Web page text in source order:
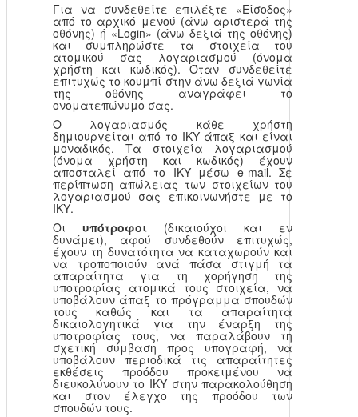
Για να συνδεθείτε επιλέξτε «Είσοδος»
από το αρχικό μενού (άνω αριστερά της
οθόνης) ή «Login» (άνω δεξιά της οθόνης)
και συμπληρώστε τα στοιχεία του
ατομικού σας λογαριασμού (όνομα
χρήστη και κωδικός). Όταν συνδεθείτε
επιτυχώς το κουμπί στην άνω δεξιά γωνία
της οθόνης αναγράφει το
ονοματεπώνυμο σας.
Ο λογαριασμός κάθε χρήστη
δημιουργείται από το ΙΚΥ άπαξ και είναι
μοναδικός. Τα στοιχεία λογαριασμού
(όνομα χρήστη και κωδικός) έχουν
αποσταλεί από το ΙΚΥ μέσω e-mail. Σε
περίπτωση απώλειας των στοιχείων του
λογαριασμού σας επικοινωνήστε με το
ΙΚΥ.
Οι υπότροφοι(δικαιούχοι και εν
δυνάμει), αφού συνδεθούν επιτυχώς,
έχουν τη δυνατότητα να καταχωρούν και
να τροποποιούν ανά πάσα στιγμή τα
απαραίτητα για τη χορήγηση της
υποτροφίας ατομικά τους στοιχεία, να
υποβάλουν άπαξ το πρόγραμμα σπουδών
τους καθώς και τα απαραίτητα
δικαιολογητικά για την έναρξη της
υποτροφίας τους, να παραλάβουν τη
σχετική σύμβαση προς υπογραφή, να
υποβάλουν περιοδικά τις απαραίτητες
εκθέσεις προόδου προκειμένου να
διευκολύνουν το ΙΚΥ στην παρακολούθηση
και στον έλεγχο της προόδου των
σπουδών τους.